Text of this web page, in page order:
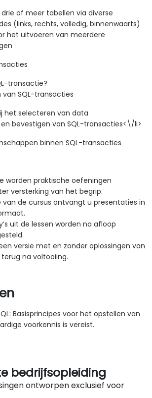
of meer tabellen via diverse
(links, rechts, volledig, binnenwaarts)
het uitvoeren van meerdere
transactie?
van SQL-transacties
het selecteren van data
bevestigen van SQL-transacties<\/li>
binnen SQL-transacties
worden praktische oefeningen
versterking van het begrip.
van de cursus ontvangt u presentaties in
uit de lessen worden na afloop
versie met en zonder oplossingen van
na voltooiing.
Basisprincipes voor het opstellen van
voorkennis is vereist.
bedrijfsopleiding
ontworpen exclusief voor